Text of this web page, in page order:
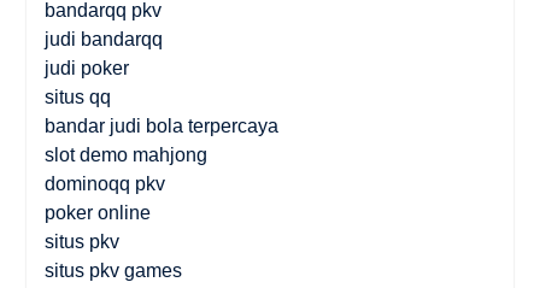
bandarqq pkv
judi bandarqq
judi poker
situs qq
bandar judi bola terpercaya
slot demo mahjong
dominoqq pkv
poker online
situs pkv
situs pkv games